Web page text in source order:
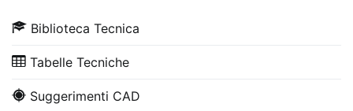
Biblioteca Tecnica
Tabelle Tecniche
Suggerimenti CAD